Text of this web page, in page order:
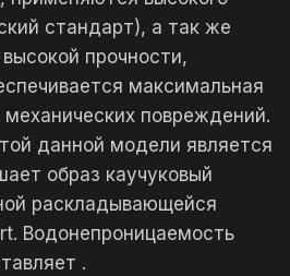
стандарт), а так же
прочности,
максимальная
повреждений.
данной модели является
образ каучуковый
раскладывающейся
Водонепроницаемость
.